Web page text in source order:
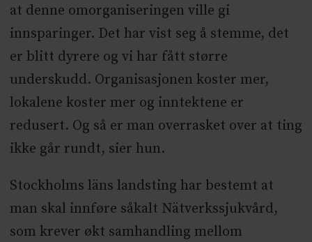
at denne omorganiseringen ville gi
innsparinger. Det har vist seg å stemme, det
er blitt dyrere og vi har fått større
underskudd. Organisasjonen koster mer,
lokalene koster mer og inntektene er
redusert. Og så er man overrasket over at ting
ikke går rundt, sier hun.
Stockholms läns landsting har bestemt at
man skal innføre såkalt Nätverkssjukvård,
som krever økt samhandling mellom